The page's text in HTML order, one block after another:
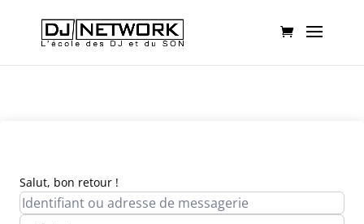
Salut, bon retour !